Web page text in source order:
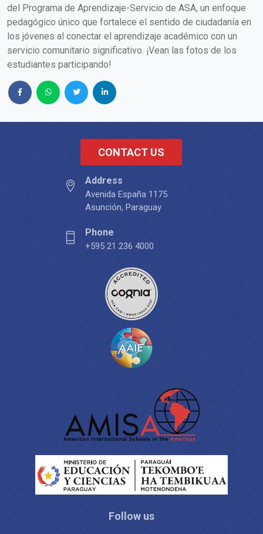
del Programa de Aprendizaje-Servicio de ASA, un enfoque
pedagógico único que fortalece el sentido de ciudadanía en
los jóvenes al conectar el aprendizaje académico con un
servicio comunitario significativo. ¡Vean las fotos de los
estudiantes participando!
CONTACT US
Address
Avenida España 1175
Asunción, Paraguay
Phone
+595 21 236 4000
Follow us